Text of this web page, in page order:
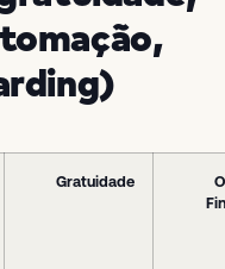
Gratuidade